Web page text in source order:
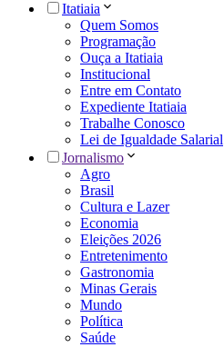
Itatiaia
Quem Somos
Programação
Ouça a Itatiaia
Institucional
Entre em Contato
Expediente Itatiaia
Trabalhe Conosco
Lei de Igualdade Salarial
Jornalismo
Agro
Brasil
Cultura e Lazer
Economia
Eleições 2026
Entretenimento
Gastronomia
Minas Gerais
Mundo
Política
Saúde